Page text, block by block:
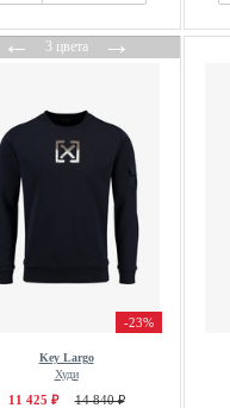
←3 цвета→
-23%
Key Largo
Худи
11 425 ₽ 14 840 ₽